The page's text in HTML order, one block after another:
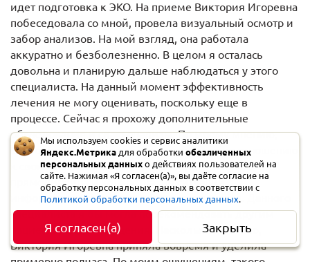
идет подготовка к ЭКО. На приеме Виктория Игоревна
побеседовала со мной, провела визуальный осмотр и
забор анализов. На мой взгляд, она работала
аккуратно и безболезненно. В целом я осталась
довольна и планирую дальше наблюдаться у этого
специалиста. На данный момент эффективность
лечения не могу оценивать, поскольку еще в
процессе. Сейчас я прохожу дополнительные
обследования и сдаю анализы. По моему мнению,
Виктория Игоревна добрая и вежливая по отношению
к своим пациентам. Мне понравилось, что она
прямолинейна и конкретна. По ситуации
информировала вполне доступно и понятно. Данного
специалиста я бы могла порекомендовать другим
пациентам для посещения. Насколько я помню,
Виктория Игоревна приняла вовремя и уделила
Мы используем cookies и сервис аналитики
Яндекс.Метрикадля обработки обезличенных
персональных данныхо действиях пользователей на
сайте. Нажимая «Я согласен(а)», вы даёте согласие на
обработку персональных данных в соответствии с
Политикой обработки персональных данных.
Я согласен(а) Закрыть